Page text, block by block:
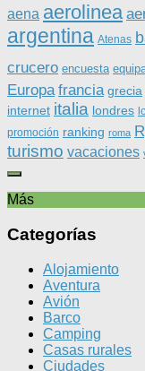
aena aerolinea
argentina Atenas
crucero encuesta
Europa francia grecia
internet italia londres
promoción ranking roma
turismo vacaciones
Más
Categorías
Alojamiento
Aventura
Avión
Barco
Camping
Casas rurales
Ciudades